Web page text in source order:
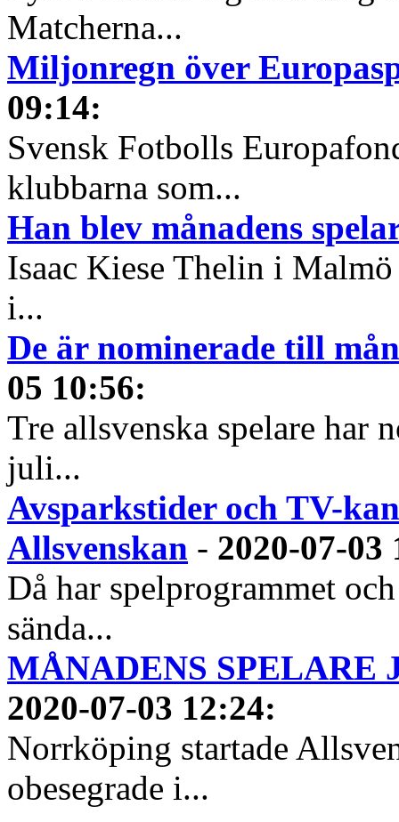
Matcherna...
Miljonregn över
09:14:
Svensk Fotbolls
klubbarna som...
Han blev månadens
Isaac Kiese Thelin i
i...
De är nominerade till
05 10:56:
Tre allsvenska spelare har
juli...
Avsparkstider och TV-
Allsvenskan - 2020-07-03
Då har spelprogrammet
sända...
MÅNADENS SPELARE
2020-07-03 12:24:
Norrköping startade
obesegrade i...